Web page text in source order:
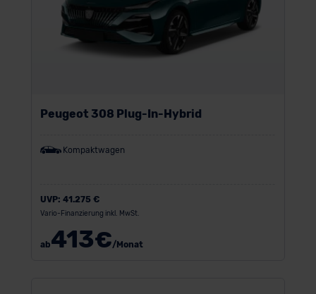
Peugeot 308 Plug-In-Hybrid
Kompaktwagen
UVP: 41.275 €
Vario-Finanzierung inkl. MwSt.
ab413€/Monat